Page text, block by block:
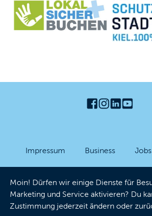
Impressum Business Jobs
Barrierefreiheit
Moin! Dürfen wir einige Dienste für
Marketing und Service aktivieren? Du
Zustimmung jederzeit ändern oder